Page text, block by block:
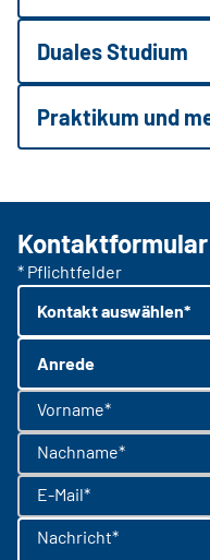
Duales Studium
Praktikum und
Kontaktformular
* Pflichtfelder
Kontakt auswählen*
Anrede
Vorname*
Nachname*
E-Mail*
Nachricht*